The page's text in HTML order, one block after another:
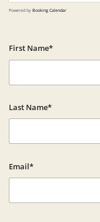
Powered by Booking Calendar
First Name*
Last Name*
Email*